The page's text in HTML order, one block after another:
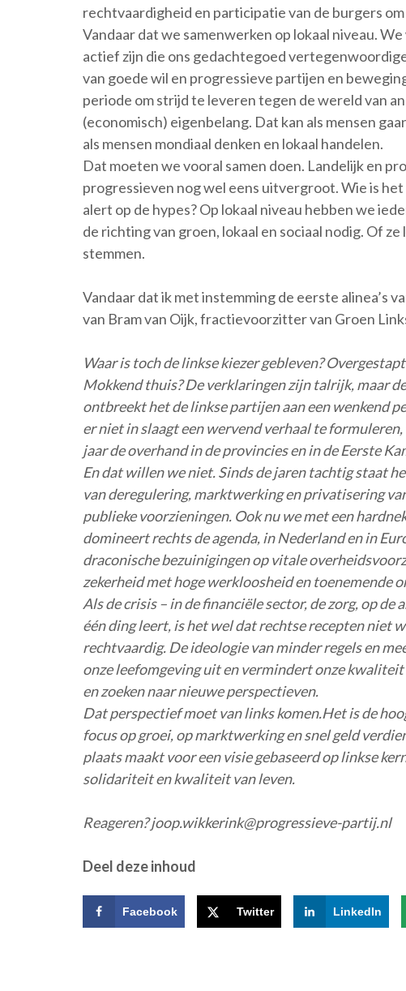
rechtvaardigheid en participatie van de burgers
Vandaar dat we samenwerken op lokaal niveau.
actief zijn die ons gedachtegoed
van goede wil en progressieve partijen en
periode om strijd te leveren tegen de wereld van
(economisch) eigenbelang. Dat kan als mensen
als mensen mondiaal denken en lokaal handelen.
Dat moeten we vooral samen doen. Landelijk en
progressieven nog wel eens uitvergroot. Wie is
alert op de hypes? Op lokaal niveau hebben we
de richting van groen, lokaal en sociaal nodig. Of
stemmen.
Vandaar dat ik met instemming de eerste alinea’s
van Bram van Oijk, fractievoorzitter van Groen
Waar is toch de linkse kiezer gebleven?
Mokkend thuis? De verklaringen zijn talrijk, maar
ontbreekt het de linkse partijen aan een wenkend
er niet in slaagt een wervend verhaal te
jaar de overhand in de provincies en in de Eerste
En dat willen we niet. Sinds de jaren tachtig staat
van deregulering, marktwerking en privatisering
publieke voorzieningen. Ook nu we met een
domineert rechts de agenda, in Nederland en in
draconische bezuinigingen op vitale
zekerheid met hoge werkloosheid en toenemende
Als de crisis – in de financiële sector, de zorg, op
één ding leert, is het wel dat rechtse recepten niet
rechtvaardig. De ideologie van minder regels en
onze leefomgeving uit en vermindert onze
en zoeken naar nieuwe perspectieven.
Dat perspectief moet van links komen.Het is de
focus op groei, op marktwerking en snel geld
plaats maakt voor een visie gebaseerd op linkse
solidariteit en kwaliteit van leven.
Reageren? joop.wikkerink@progressieve-partij.nl
Deel deze inhoud
Facebook Twitter LinkedIn